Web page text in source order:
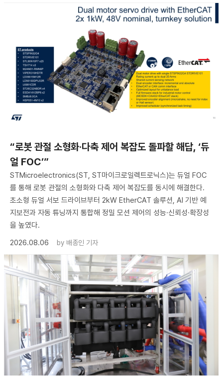
“로봇 관절 소형화·다축 제어 복잡도 돌파할 해답, ‘듀
얼 FOC’”
STMicroelectronics(ST, ST마이크로일렉트로닉스)는 듀얼 FOC
를 통해 로봇 관절의 소형화와 다축 제어 복잡도를 동시에 해결한다.
초소형 듀얼 서보 드라이브부터 2kW EtherCAT 솔루션, AI 기반 예
지보전과 자동 튜닝까지 통합해 정밀 모션 제어의 성능·신뢰성·확장성
을 높였다.
2026.08.06
by 배종인 기자